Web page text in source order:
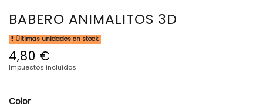
BABERO ANIMALITOS 3D
Últimas unidades en stock
4,80 €
Impuestos incluidos
Color